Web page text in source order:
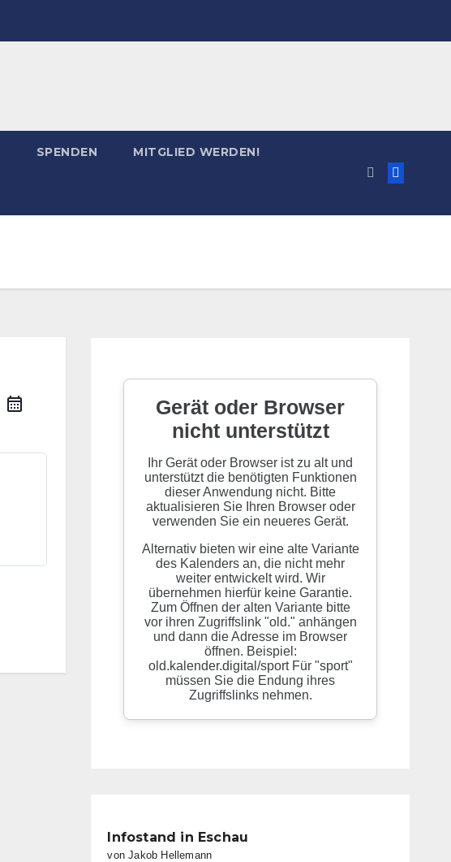
SPENDEN MITGLIED WERDEN!
Infostand in Eschau
von Jakob Hellemann